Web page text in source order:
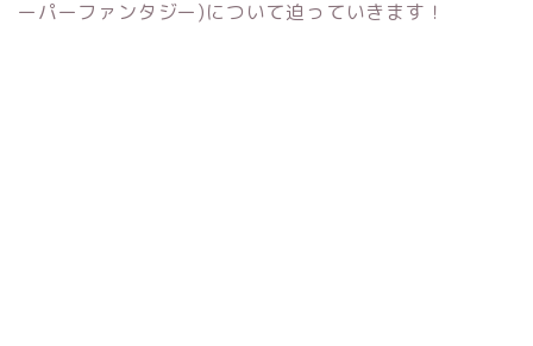
ーパーファンタジー)について迫っていきます！